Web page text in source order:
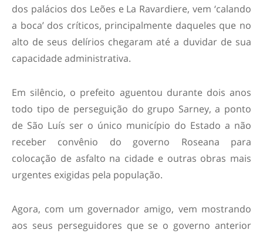
dos palácios dos Leões e La Ravardiere, vem ‘calando
a boca’ dos críticos, principalmente daqueles que no
alto de seus delírios chegaram até a duvidar de sua
capacidade administrativa.
Em silêncio, o prefeito aguentou durante dois anos
todo tipo de perseguição do grupo Sarney, a ponto
de São Luís ser o único município do Estado a não
receber convênio do governo Roseana para
colocação de asfalto na cidade e outras obras mais
urgentes exigidas pela população.
Agora, com um governador amigo, vem mostrando
aos seus perseguidores que se o governo anterior